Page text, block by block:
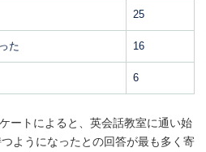
25
た 16
6
ートによると、英会話教室に通い始
ようになったとの回答が最も多く寄